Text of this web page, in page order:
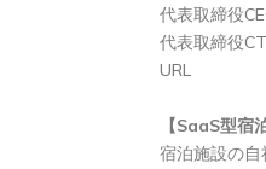
代表取締役
代表取締役
URL
【SaaS型宿
宿泊施設の